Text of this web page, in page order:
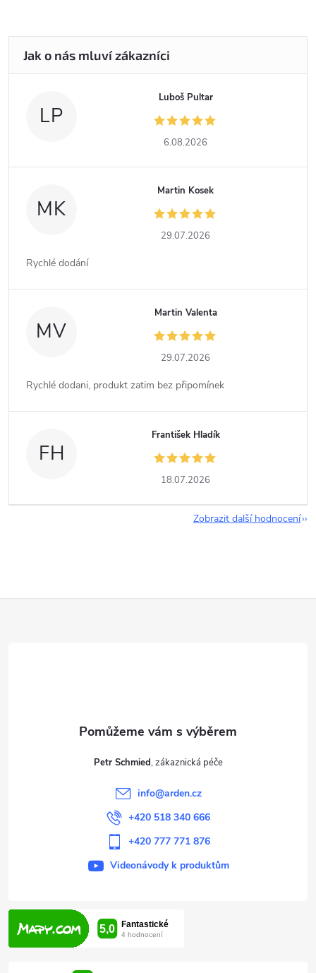
LP
Luboš Pultar
6.08.2026
MK
Martin Kosek
29.07.2026
Rychlé dodání
MV
Martin Valenta
29.07.2026
Rychlé dodani, produkt zatim bez připomínek
FH
František Hladík
18.07.2026
Zobrazit další hodnocení
Petr Schmied
info@arden.cz
+420 518 340 666
+420 777 771 876
Videonávody k produktům